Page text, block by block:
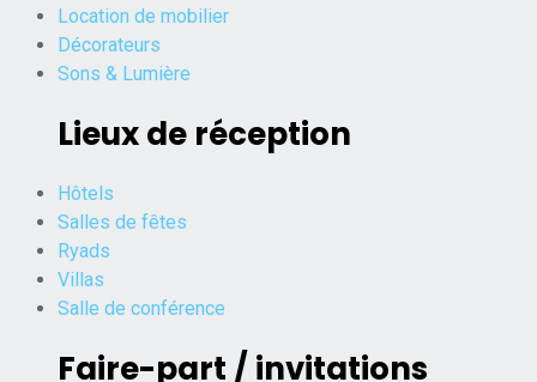
Location de mobilier
Décorateurs
Sons & Lumière
Lieux de réception
Hôtels
Salles de fêtes
Ryads
Villas
Salle de conférence
Faire-part / invitations